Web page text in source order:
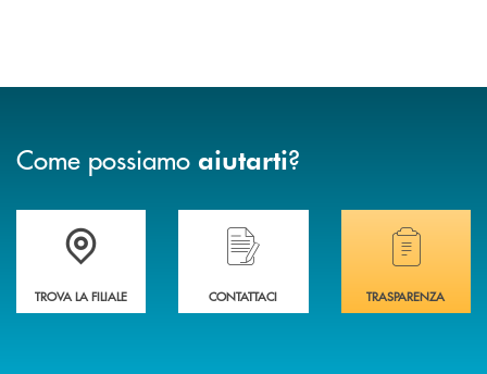
Come possiamo aiutarti?
Trova la filiale più vicina a te .
TROVA LA FILIALE
Hai bisogno di assistenza immediata?
CONTATTACI
Hai bisogno di
TRASPARENZA